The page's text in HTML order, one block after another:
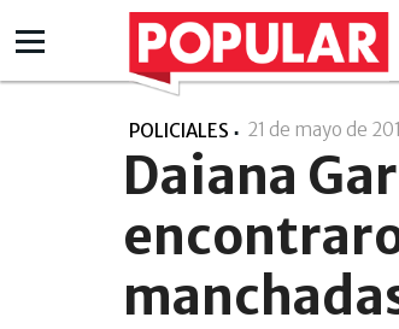
POLICIALES 21 de mayo de
Daiana